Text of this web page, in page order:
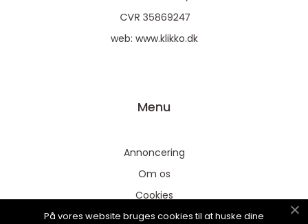
web: www.klikko.dk
Menu
Annoncering
Om os
Cookies
Kontakt os
På vores website bruges cookies til at huske dine